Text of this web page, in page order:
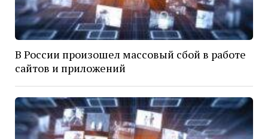
В России произошел массовый сбой в работе
сайтов и приложений